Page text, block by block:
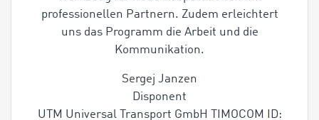
professionellen Partnern. Zudem erleichtert
uns das Programm die Arbeit und die
Kommunikation.
Sergej Janzen
Disponent
UTM Universal Transport GmbH TIMOCOM ID: